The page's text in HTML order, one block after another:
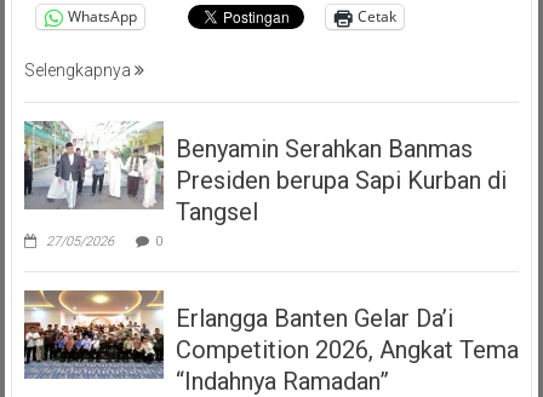
WhatsApp Cetak
Selengkapnya
Benyamin Serahkan Banmas
Presiden berupa Sapi Kurban di
Tangsel
27/05/2026 0
Erlangga Banten Gelar Da’i
Competition 2026, Angkat Tema
“Indahnya Ramadan”